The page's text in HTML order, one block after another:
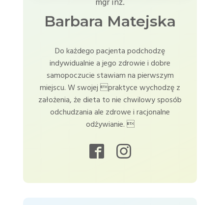
Barbara Matejska
Do każdego pacjenta podchodzę
indywidualnie a jego zdrowie i dobre
samopoczucie stawiam na pierwszym
miejscu. W swojej praktyce wychodzę z
założenia, że dieta to nie chwilowy sposób
odchudzania ale zdrowe i racjonalne
odżywianie. 